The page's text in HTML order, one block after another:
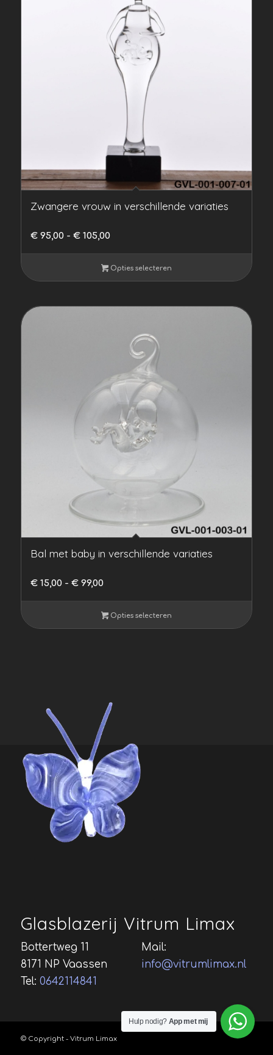
Zwangere vrouw in verschillende variaties
€95,00 - €105,00Prijsklasse:
tot
Opties selecteren
Bal met baby in verschillende variaties
€15,00 - €99,00Prijsklasse:
tot
Opties selecteren
Glasblazerij Vitrum Limax
Bottertweg 11
8171 NP Vaassen
Tel: 0642114841
Mail:
info@vitrumlimax.nl
© Copyright - Vitrum Limax
Hulp nodig? App met mij